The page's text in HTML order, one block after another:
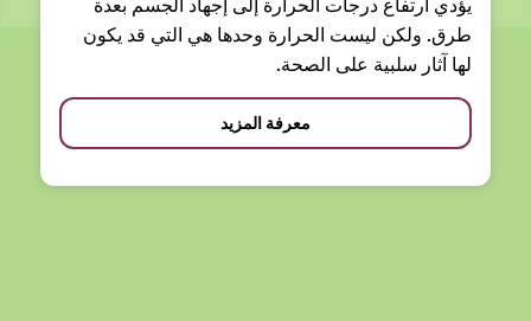
يؤدي ارتفاع درجات الحرارة إلى إجهاد الجسم بعدة
طرق. ولكن ليست الحرارة وحدها هي التي قد يكون
لها آثار سلبية على الصحة.
معرفة المزيد